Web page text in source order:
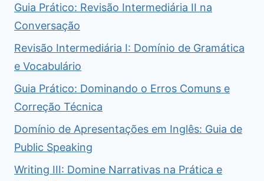
Guia Prático: Revisão Intermediária II na
Conversação
Revisão Intermediária I: Domínio de Gramática
e Vocabulário
Guia Prático: Dominando o Erros Comuns e
Correção Técnica
Domínio de Apresentações em Inglês: Guia de
Public Speaking
Writing III: Domine Narrativas na Prática e